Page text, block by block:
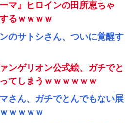
マ』ヒロインの田所恵ちゃ
るｗｗｗｗ
のサトシさん、ついに覚醒す
ンゲリオン公式絵、ガチでと
てしまうｗｗｗｗｗｗ
さん、ガチでとんでもない展
ｗｗｗｗ